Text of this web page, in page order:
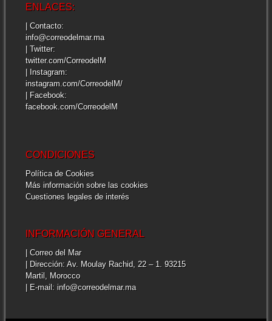
ENLACES:
| Contacto:
info@correodelmar.ma
| Twitter:
twitter.com/CorreodelM
| Instagram:
instagram.com/CorreodelM/
| Facebook:
facebook.com/CorreodelM
CONDICIONES
Política de Cookies
Más información sobre las cookies
Cuestiones legales de interés
INFORMACIÓN GENERAL
| Correo del Mar
| Dirección: Av. Moulay Rachid, 22 – 1. 93215
Martil, Morocco
| E-mail: info@correodelmar.ma